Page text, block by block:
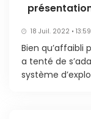
18 Juil. 2022 • 13:59
Bien qu’affaibli
a tenté de
système